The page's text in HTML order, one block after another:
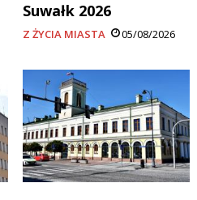
Suwałk 2026
Z ŻYCIA MIASTA 05/08/2026